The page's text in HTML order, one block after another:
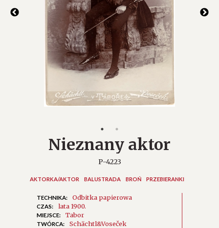
Nieznany aktor
P-4223
AKTORKA/AKTOR BALUSTRADA BROŃ PRZEBIERANKI
TECHNIKA: Odbitka papierowa
CZAS: lata 1900.
MIEJSCE: Tabor
TWÓRCA: Schächtl&Voseček